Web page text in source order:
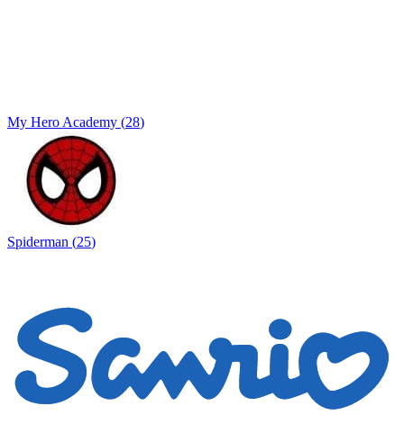
My Hero Academy (28)
Spiderman (25)